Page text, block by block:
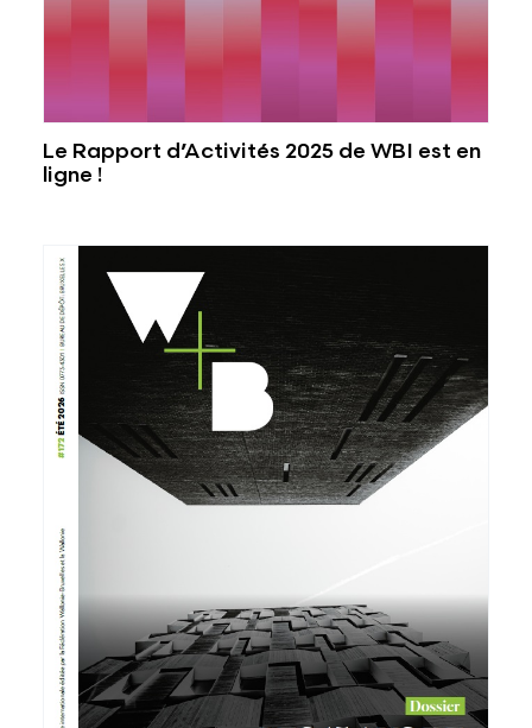
Le Rapport d’Activités 2025 de WBI est en
ligne !
Voir plus